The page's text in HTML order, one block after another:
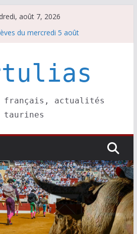
août 7, 2026
du mercredi 5 août
2026 – novilleros –
du jeudi 6 août
actualités
taurines